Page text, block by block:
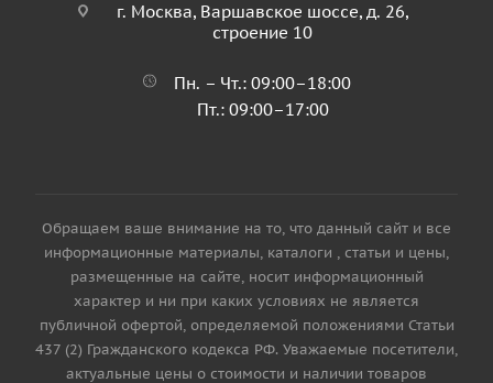
г. Москва, Варшавское шоссе, д. 26,
строение 10
Пн. – Чт.: 09:00–18:00
Пт.: 09:00–17:00
Обращаем ваше внимание на то, что данный сайт и все
информационные материалы, каталоги , статьи и цены,
размещенные на сайте, носит информационный
характер и ни при каких условиях не является
публичной офертой, определяемой положениями Статьи
437 (2) Гражданского кодекса РФ. Уважаемые посетители,
актуальные цены о стоимости и наличии товаров